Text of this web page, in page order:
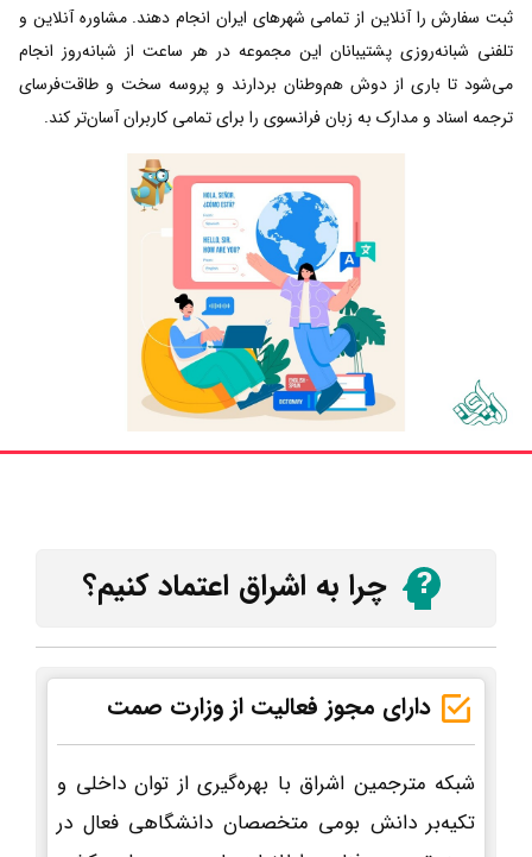
ثبت سفارش را آنلاین از تمامی شهرهای ایران انجام دهند. مشاوره آنلاین و
تلفنی شبانه‌روزی پشتیبانان این مجموعه در هر ساعت از شبانه‌روز انجام
می‌شود تا باری از دوش هم‌وطنان بردارند و پروسه سخت و طاقت‌فرسای
ترجمه اسناد و مدارک به زبان فرانسوی را برای تمامی کاربران آسان‌تر کند.
چرا به اشراق اعتماد کنیم؟
دارای مجوز فعالیت از وزارت صمت
شبکه مترجمین اشراق با بهره‌گیری از توان داخلی و
تکیه‌بر دانش بومی متخصصان دانشگاهی فعال در